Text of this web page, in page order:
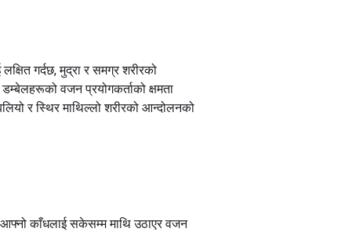
गर्दछ, मुद्रा र समग्र शरीरको
वजन प्रयोगकर्ताको क्षमता
र स्थिर माथिल्लो शरीरको आन्दोलनको
आफ्नो काँधलाई सकेसम्म माथि उठाएर वजन